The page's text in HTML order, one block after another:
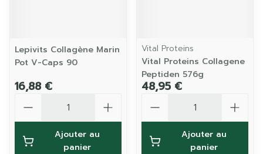
Lepivits Collagène Marin
Pot V-Caps 90
16,88 €
Ajouter au
panier
Vital Proteins
Vital Proteins Collagene
Peptiden 576g
48,95 €
Ajouter au
panier